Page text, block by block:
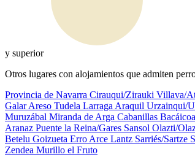
y superior
Otros lugares con alojamientos que admiten
Provincia de Navarra Cirauqui/Zirauki Villava/
GalarAreso Tudela Larraga Araquil Urzainqui/
Muruzábal Miranda de Arga Cabanillas Bacáicoa
Aranaz Puente la Reina/Gares Sansol Olazti/
Betelu Goizueta Erro Arce Lantz Sarriés/Sartze
Zendea Murillo el Fruto